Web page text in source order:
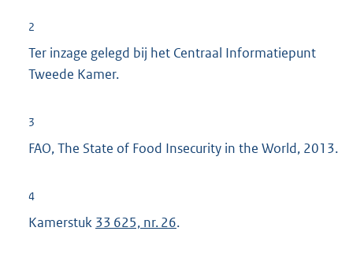
2
Ter inzage gelegd bij het Centraal Informatiepunt
Tweede Kamer.
3
FAO, The State of Food Insecurity in the World, 2013.
4
Kamerstuk 33 625, nr. 26.